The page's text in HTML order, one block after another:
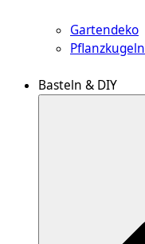
Gartendeko
Pflanzkugeln
Basteln & DIY